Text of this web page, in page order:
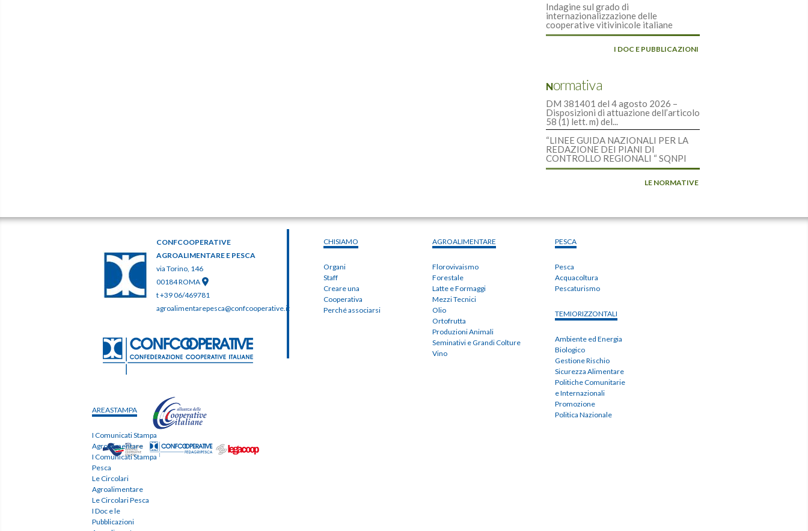
Indagine sul grado di
internazionalizzazione delle
cooperative vitivinicole italiane
I DOC E PUBBLICAZIONI
Normativa
DM 381401 del 4 agosto 2026 –
Disposizioni di attuazione dell’articolo
58 (1) lett. m) del...
“LINEE GUIDA NAZIONALI PER LA
REDAZIONE DEI PIANI DI
CONTROLLO REGIONALI “ SQNPI
LE NORMATIVE
CONFCOOPERATIVE
AGROALIMENTARE E PESCA
via Torino, 146
00184 ROMA
t +39 06/469781
agroalimentarepesca@confcooperative.it
CHISIAMO
Organi
Staff
Creare una
Cooperativa
Perché associarsi
AGROALIMENTARE
Florovivaismo
Forestale
Latte e Formaggi
Mezzi Tecnici
Olio
Ortofrutta
Produzioni Animali
Seminativi e Grandi Colture
Vino
PESCA
Pesca
Acquacoltura
Pescaturismo
TEMIORIZZONTALI
Ambiente ed Energia
Biologico
Gestione Rischio
Sicurezza Alimentare
Politiche Comunitarie
e Internazionali
Promozione
Politica Nazionale
AREASTAMPA
I Comunicati Stampa
Agroalimentare
I Comunicati Stampa
Pesca
Le Circolari
Agroalimentare
Le Circolari Pesca
I Doc e le
Pubblicazioni